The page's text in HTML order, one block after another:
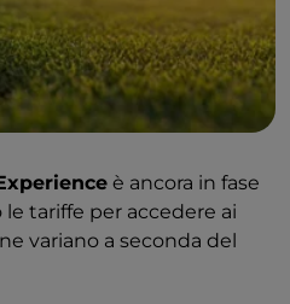
è ancora in fase
tariffe per accedere ai
variano a seconda del